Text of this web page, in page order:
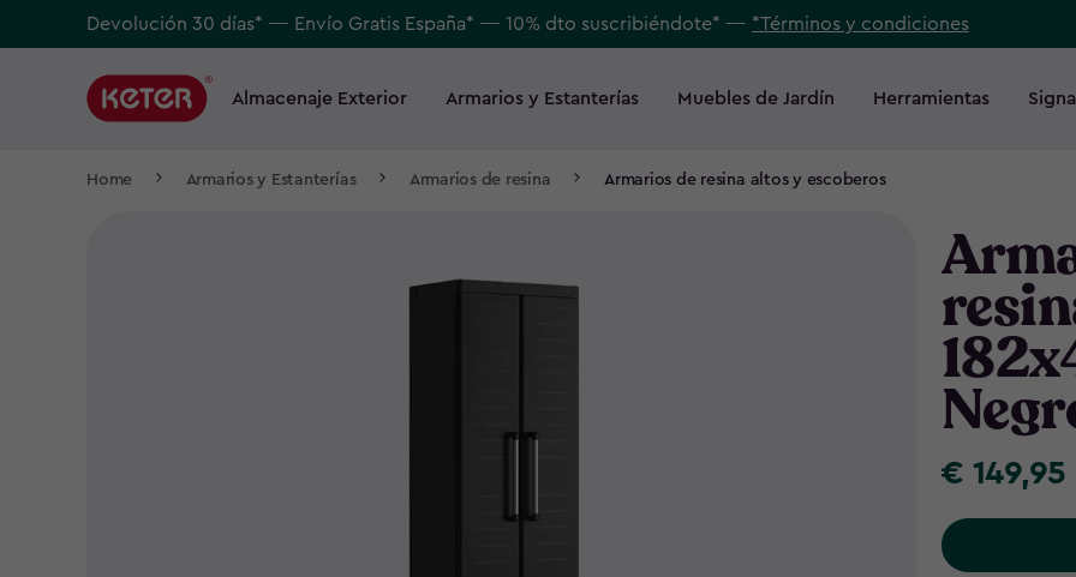
to
Devolución 30 días* ---- Envío Gratis España* ---- 10% dto suscribiéndote* ---- *Términos y condiciones
navigation
Almacenaje Exterior Armarios y Estanterías Muebles de Jardín Herramientas
Main
Home Armarios y Estanterías Armarios de resina Armarios de resina altos y escoberos
€
€ 149,95